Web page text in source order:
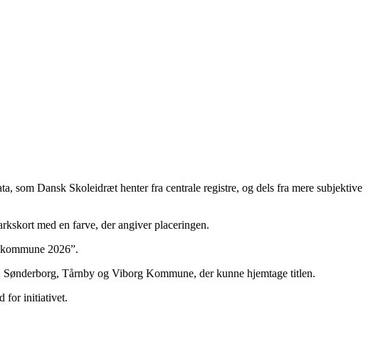
som Dansk Skoleidræt henter fra centrale registre, og dels fra mere subjektive
med en farve, der angiver placeringen.
2026”.
Tårnby og Viborg Kommune, der kunne hjemtage titlen.
for initiativet.